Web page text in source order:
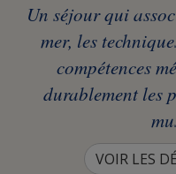
Un séjour qui
mer, les
compétences
durablement les
VOIR LES